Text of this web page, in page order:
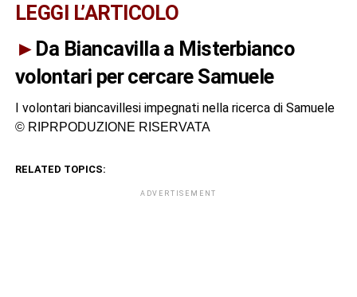
LEGGI L’ARTICOLO
► Da Biancavilla a Misterbianco
volontari per cercare Samuele
I volontari biancavillesi impegnati nella ricerca di Samuele
© RIPRPODUZIONE RISERVATA
RELATED TOPICS:
ADVERTISEMENT